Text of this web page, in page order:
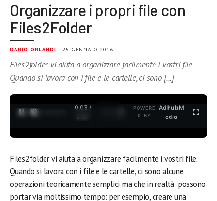
Organizzare i propri file con
Files2Folder
DARIO ORLANDI | 25 GENNAIO 2016
Files2folder vi aiuta a organizzare facilmente i vostri file.
Quando si lavora con i file e le cartelle, ci sono […]
0:03 /
3:37
POWERE
D BY
AdhubM
edia
Files2folder vi aiuta a organizzare facilmente i vostri file.
Quando si lavora con i file e le cartelle, ci sono alcune
operazioni teoricamente semplici ma che in realtà possono
portar via moltissimo tempo: per esempio, creare una